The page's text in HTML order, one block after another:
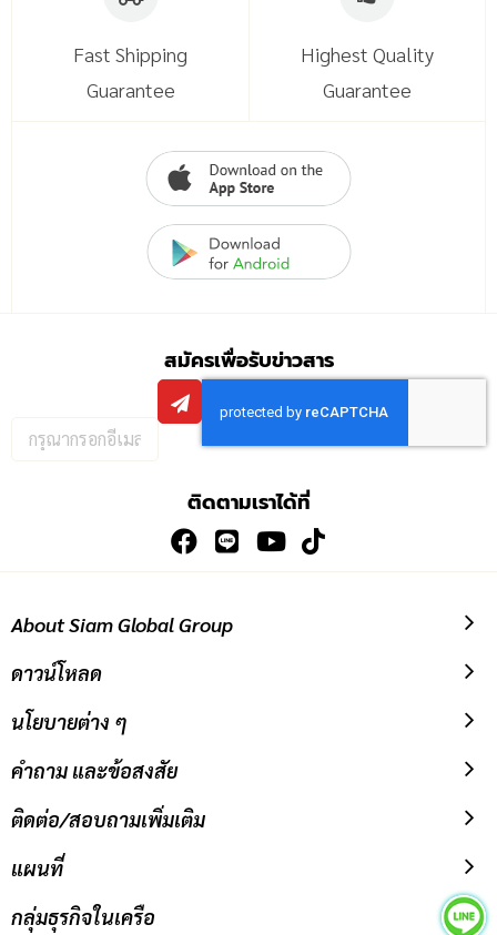
Fast Shipping
Guarantee
Highest Quality
Guarantee
สมัครเพื่อรับข่าวสาร
กรอก
อีเมล
ติดตามเราได้ที่
About Siam Global Group
ดาวน์โหลด
นโยบายต่าง ๆ
คำถาม และข้อสงสัย
ติดต่อ/สอบถามเพิ่มเติม
แผนที่
กลุ่มธุรกิจในเครือ